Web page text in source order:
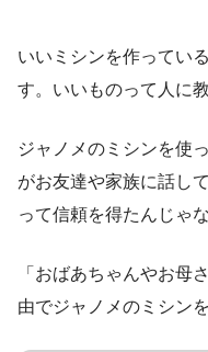
いいミシンを作ってい
す。いいものって人に
ジャノメのミシンを使
がお友達や家族に話し
って信頼を得たんじゃ
「おばあちゃんやお母
由でジャノメのミシン